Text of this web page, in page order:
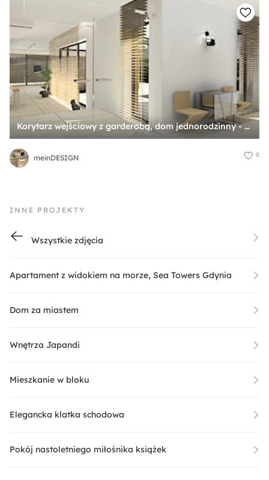
Korytarz wejściowy z garderobą, dom jednorodzinny - Hol / przedpokój, styl minimalistyczny - zdjęcie od meinDESIGN
meinDESIGN 0
INNE PROJEKTY
Wszystkie zdjęcia
Apartament z widokiem na morze, Sea Towers Gdynia
Dom za miastem
Wnętrza Japandi
Mieszkanie w bloku
Elegancka klatka schodowa
Pokój nastoletniego miłośnika książek